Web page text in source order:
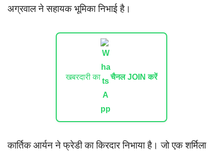
अग्रवाल ने सहायक भूमिका निभाई है।
खबरदारी का चैनल JOIN करें
कार्तिक आर्यन ने फ्रेडी का किरदार निभाया है। जो एक शर्मिला